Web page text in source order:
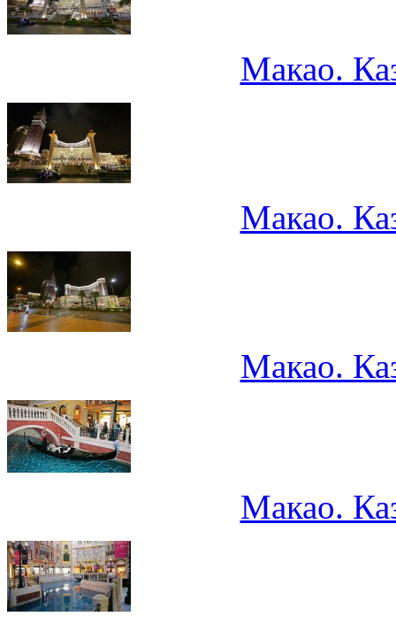
Макао.
Макао.
Макао.
Макао.